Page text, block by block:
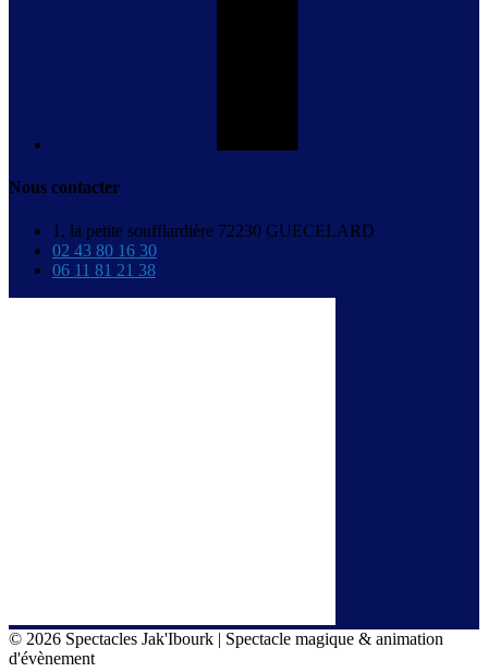
Nous contacter
1, la petite soufflardière 72230 GUECELARD
02 43 80 16 30
06 11 81 21 38
© 2026 Spectacles Jak'Ibourk | Spectacle magique & animation
d'évènement